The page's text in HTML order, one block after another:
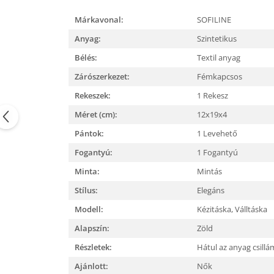
Márkavonal:
SOFILINE
Anyag:
Szintetikus
Bélés:
Textil anyag
Zárószerkezet:
Fémkapcsos
Rekeszek:
1 Rekesz
Méret (cm):
12x19x4
Pántok:
1 Levehető
Fogantyú:
1 Fogantyú
Minta:
Mintás
Stílus:
Elegáns
Modell:
Kézitáska,Válltáska
Alapszín:
Zöld
Részletek:
Hátul az anyag
Ajánlott:
Nők